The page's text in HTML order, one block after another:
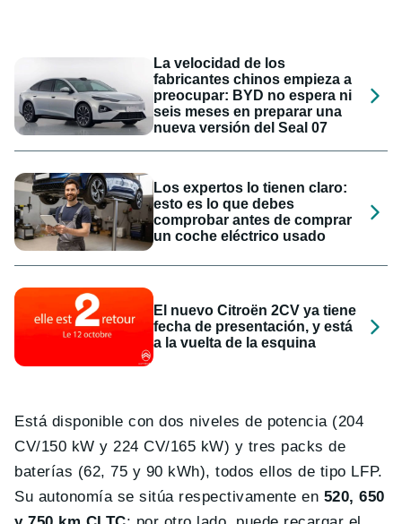
La velocidad de los
fabricantes chinos empieza a
preocupar: BYD no espera ni
seis meses en preparar una
nueva versión del Seal 07
Los expertos lo tienen claro:
esto es lo que debes
comprobar antes de comprar
un coche eléctrico usado
El nuevo Citroën 2CV ya tiene
fecha de presentación, y está
a la vuelta de la esquina
Está disponible con dos niveles de potencia (204
CV/150 kW y 224 CV/165 kW) y tres packs de
baterías (62, 75 y 90 kWh), todos ellos de tipo LFP.
Su autonomía se sitúa respectivamente en 520, 650